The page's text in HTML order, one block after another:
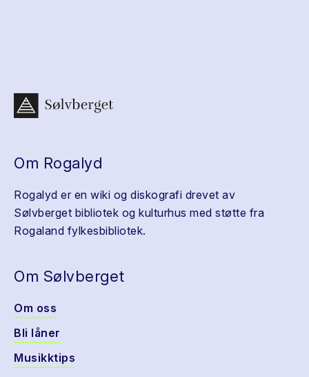
Om Rogalyd
Rogalyd er en wiki og diskografi drevet av
Sølvberget bibliotek og kulturhus med støtte fra
Rogaland fylkesbibliotek.
Om Sølvberget
Om oss
Bli låner
Musikktips